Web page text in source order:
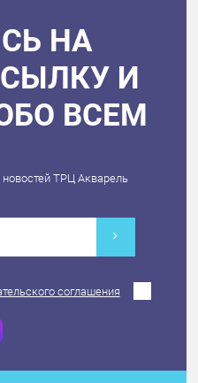
НА
И
ВСЕМ
новостей ТРЦ Акварель
соглашения